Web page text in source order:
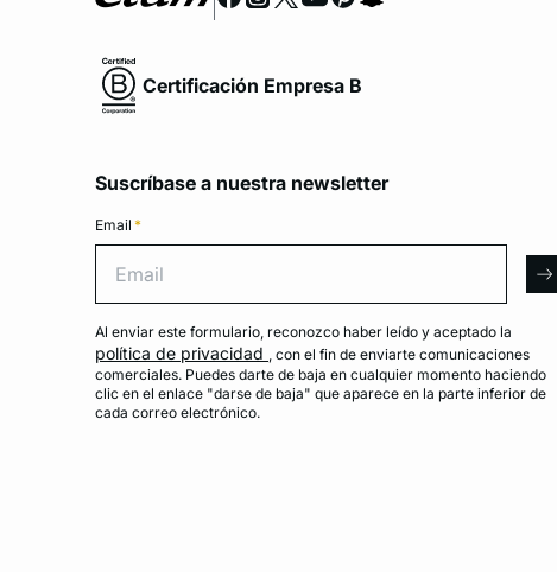
Certificación Empresa B
Suscríbase a nuestra newsletter
Email *
Al enviar este formulario, reconozco haber leído y aceptado la
política de privacidad , con el fin de enviarte comunicaciones
comerciales. Puedes darte de baja en cualquier momento haciendo
clic en el enlace "darse de baja" que aparece en la parte inferior de
cada correo electrónico.